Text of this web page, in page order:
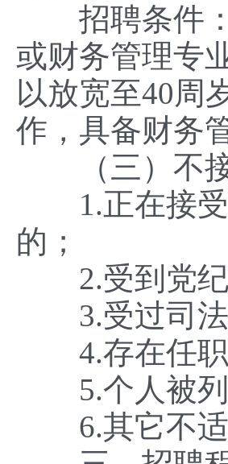
招聘条件：
或财务管理专
以放宽至40周
作，具备财务
（三）不接
1.正在接受
的；
2.受到党纪
3.受过司法
4.存在任职
5.个人被列
6.其它不适